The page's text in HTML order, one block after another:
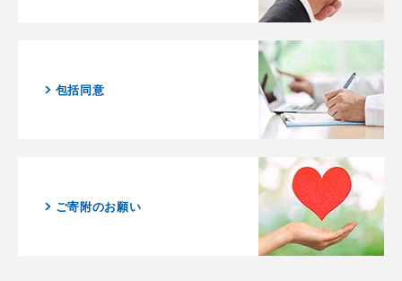
包括同意
ご寄附のお願い